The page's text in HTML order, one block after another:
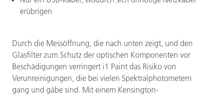
erübrigen
Durch die Messöffnung, die nach unten zeigt, und den
Glasfilter zum Schutz der optischen Komponenten vor
Beschädigungen verringert i1 Paint das Risiko von
Verunreinigungen, die bei vielen Spektralphotometern
gang und gäbe sind. Mit einem Kensington-